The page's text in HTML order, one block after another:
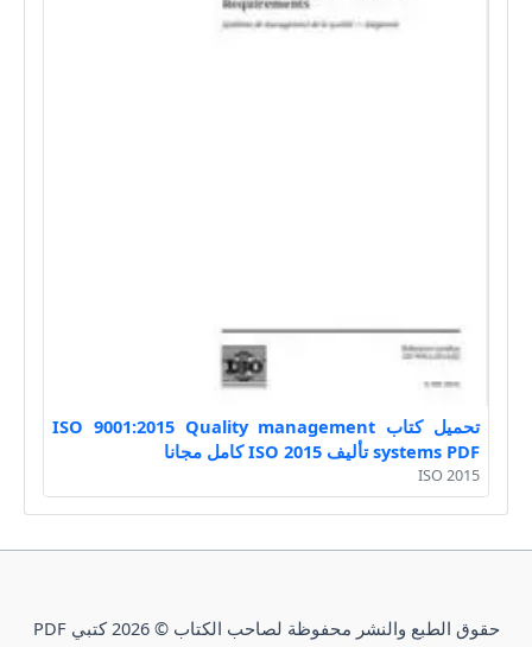
تحميل كتاب ISO 9001:2015 Quality management
systems PDF تأليف ISO 2015 كامل مجانا
ISO 2015
حقوق الطبع والنشر محفوظة لصاحب الكتاب © 2026 كتبي PDF